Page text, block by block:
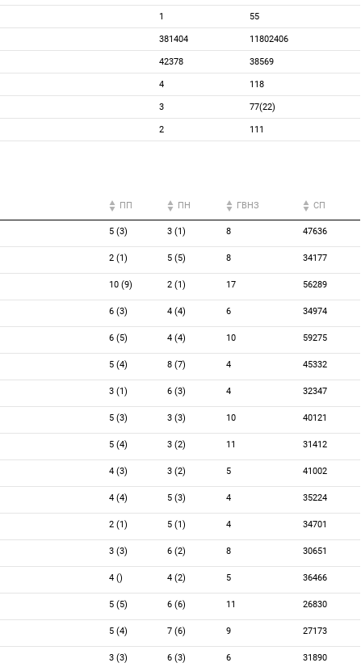
1 55
381404 11802406
42378 38569
4 118
3 77(22)
2 111
ПП ПН ГВНЗ СП
5 (3) 3 (1) 8 47636
2 (1) 5 (5) 8 34177
10 (9) 2 (1) 17 56289
6 (3) 4 (4) 6 34974
6 (5) 4 (4) 10 59275
5 (4) 8 (7) 4 45332
3 (1) 6 (3) 4 32347
5 (3) 3 (3) 10 40121
5 (4) 3 (2) 11 31412
4 (3) 3 (2) 5 41002
4 (4) 5 (3) 4 35224
2 (1) 5 (1) 4 34701
3 (3) 6 (2) 8 30651
4 () 4 (2) 5 36466
5 (5) 6 (6) 11 26830
5 (4) 7 (6) 9 27173
3 (3) 6 (3) 6 31890